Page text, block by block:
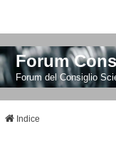
Forum
Forum del Consiglio
Indice